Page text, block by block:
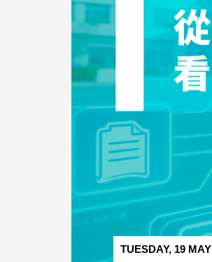
TUESDAY, 19